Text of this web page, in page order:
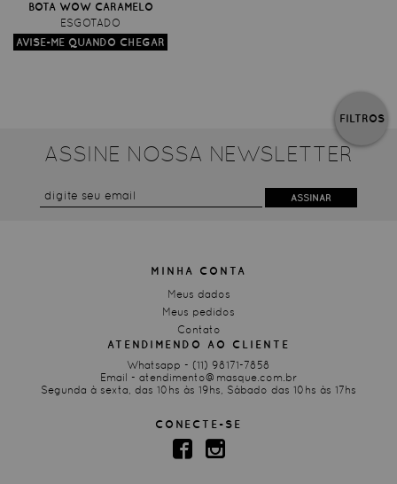
BOTA WOW CARAMELO
ESGOTADO
FILTROS
ASSINE NOSSA NEWSLETTER
ASSINAR
MINHA CONTA
Meus dados
Meus pedidos
Contato
ATENDIMENDO AO CLIENTE
Whatsapp - (11) 98171-7858
Email - atendimento@masque.com.br
Segunda à sexta, das 10hs às 19hs, Sábado das 10hs às 17hs
CONECTE-SE